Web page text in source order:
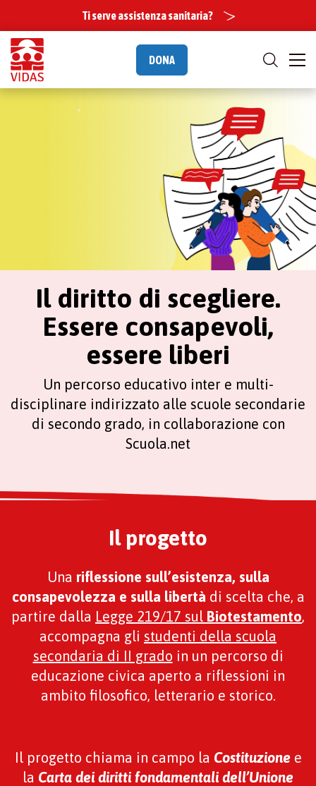
Ti serve assistenza sanitaria?
DONA
Il diritto di scegliere.
Essere consapevoli,
essere liberi
Un percorso educativo inter e multi-
disciplinare indirizzato alle scuole secondarie
di secondo grado, in collaborazione con
Scuola.net
Il progetto
Una riflessione sull’esistenza, sulla
consapevolezza e sulla libertàdi scelta che, a
partire dalla Legge 219/17 sul Biotestamento,
accompagna gli studenti della scuola
secondaria di II grado in un percorso di
educazione civica aperto a riflessioni in
ambito filosofico, letterario e storico.
Il progetto chiama in campo la Costituzionee
la Carta dei diritti fondamentali dell’Unione